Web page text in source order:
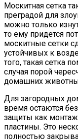
Москитная сетка
преградой для
можно только
то ему придется
москитные сетки
устойчивых к
того, такая сетка
случая порой
домашних
Для загородных
время остаются
защиты как
пластины. Это
полностью